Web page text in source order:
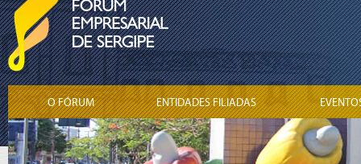
O FÓRUM ENTIDADES FILIADAS